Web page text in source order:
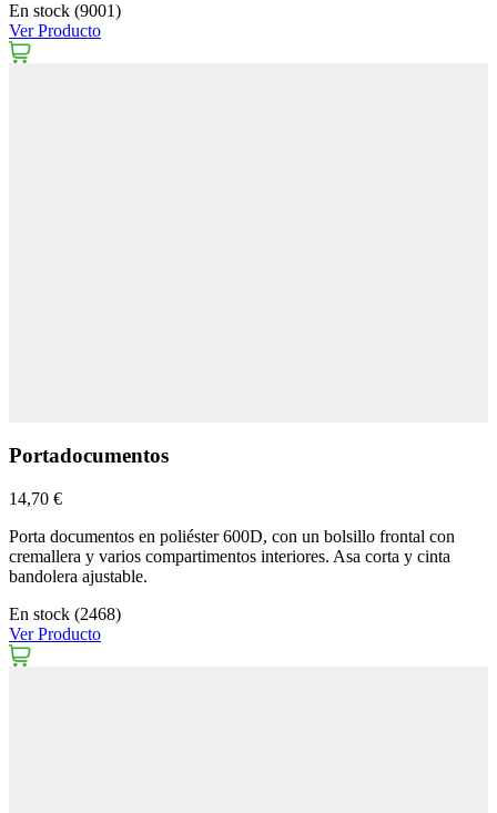
En stock (9001)
Ver Producto
Portadocumentos
14,70 €
Porta documentos en poliéster 600D, con un bolsillo frontal con
cremallera y varios compartimentos interiores. Asa corta y cinta
bandolera ajustable.
En stock (2468)
Ver Producto